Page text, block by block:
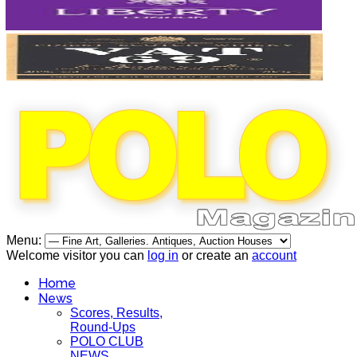
Menu:
Welcome visitor you can log in or create an account
Home
News
Scores, Results,
Round-Ups
POLO CLUB